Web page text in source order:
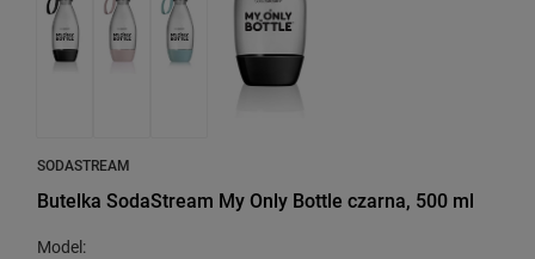
SODASTREAM
Butelka SodaStream My Only Bottle czarna, 500 ml
Model: